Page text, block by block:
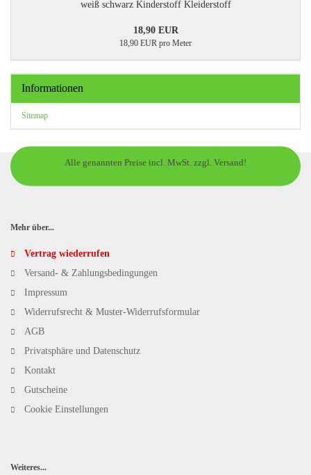
weiß schwarz Kinderstoff Kleiderstoff
18,90 EUR
18,90 EUR pro Meter
Informationen
Sitemap
Alle genannten Preise incl. MwSt. zzgl. Versand!
Mehr über...
Vertrag wiederrufen
Versand- & Zahlungsbedingungen
Impressum
Widerrufsrecht & Muster-Widerrufsformular
AGB
Privatsphäre und Datenschutz
Kontakt
Gutscheine
Cookie Einstellungen
Weiteres...